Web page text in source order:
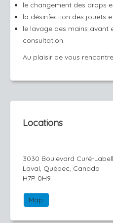
le changement des draps
la désinfection des jouets
le lavage des mains avant
consultation.
Au plaisir de vous
Locations
3030 Boulevard Curé-
Laval, Québec, Canada
H7P 0H9
Map